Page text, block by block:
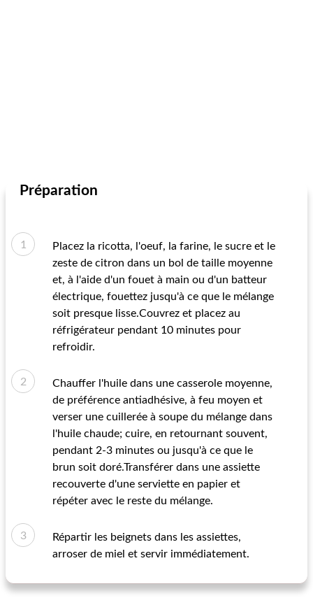
Préparation
Placez la ricotta, l'oeuf, la farine, le sucre et le
zeste de citron dans un bol de taille moyenne
et, à l'aide d'un fouet à main ou d'un batteur
électrique, fouettez jusqu'à ce que le mélange
soit presque lisse.Couvrez et placez au
réfrigérateur pendant 10 minutes pour
refroidir.
Chauffer l'huile dans une casserole moyenne,
de préférence antiadhésive, à feu moyen et
verser une cuillerée à soupe du mélange dans
l'huile chaude; cuire, en retournant souvent,
pendant 2-3 minutes ou jusqu'à ce que le
brun soit doré.Transférer dans une assiette
recouverte d'une serviette en papier et
répéter avec le reste du mélange.
Répartir les beignets dans les assiettes,
arroser de miel et servir immédiatement.